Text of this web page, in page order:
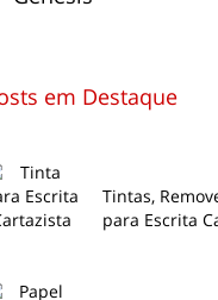
em Destaque
Tintas,
para Escrita